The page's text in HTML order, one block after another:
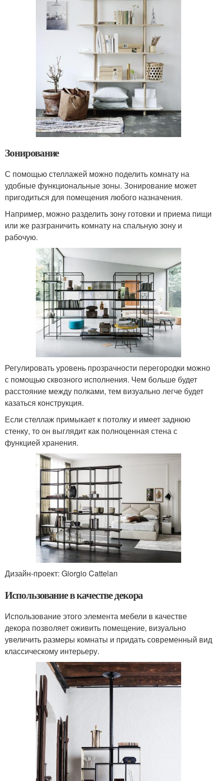
Зонирование
С помощью стеллажей можно поделить комнату на
удобные функциональные зоны. Зонирование может
пригодиться для помещения любого назначения.
Например, можно разделить зону готовки и приема пищи
или же разграничить комнату на спальную зону и
рабочую.
Регулировать уровень прозрачности перегородки можно
с помощью сквозного исполнения. Чем больше будет
расстояние между полками, тем визуально легче будет
казаться конструкция.
Если стеллаж примыкает к потолку и имеет заднюю
стенку, то он выглядит как полноценная стена с
функцией хранения.
Дизайн-проект: Giorgio Cattelan
Использование в качестве декора
Использование этого элемента мебели в качестве
декора позволяет оживить помещение, визуально
увеличить размеры комнаты и придать современный вид
классическому интерьеру.